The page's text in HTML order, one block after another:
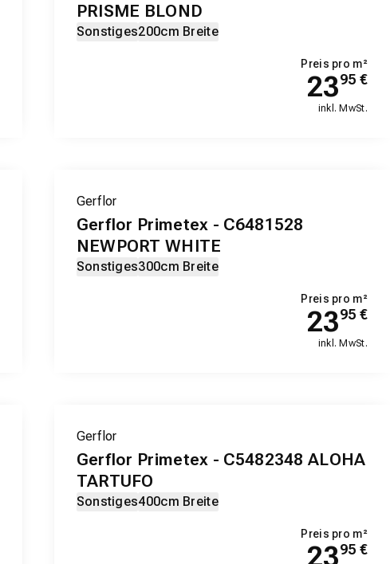
PRISME BLOND
Sonstiges200cm Breite
Preis pro m²
2395 €
inkl. MwSt.
Gerflor
Gerflor Primetex - C6481528
NEWPORT WHITE
Sonstiges300cm Breite
Preis pro m²
2395 €
inkl. MwSt.
Gerflor
Gerflor Primetex - C5482348 ALOHA
TARTUFO
Sonstiges400cm Breite
Preis pro m²
2395 €